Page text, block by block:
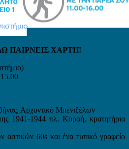
ΠΑΙΡΝΕΙΣ ΧΑΡΤΗ!
Αρχοντικό Μπενιζέλων
1941-1944 πλ. Κοραή, κρατητήρια
αστικών 60s και ένα τυπικό γραφείο